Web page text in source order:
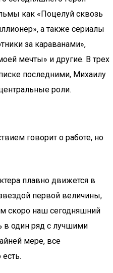
как «Поцелуй сквозь
а также сериалы
за караванами»,
мечты» и другие. В трех
последними, Михаилу
роли.
говорит о работе, но
плавно движется в
первой величины,
скоро наш сегодняшний
в один ряд с лучшими
мере, все